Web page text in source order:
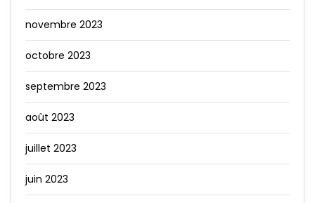
novembre 2023
octobre 2023
septembre 2023
août 2023
juillet 2023
juin 2023